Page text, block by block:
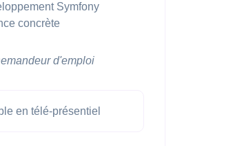
Symfony
concrète
d'emploi
en télé-présentiel